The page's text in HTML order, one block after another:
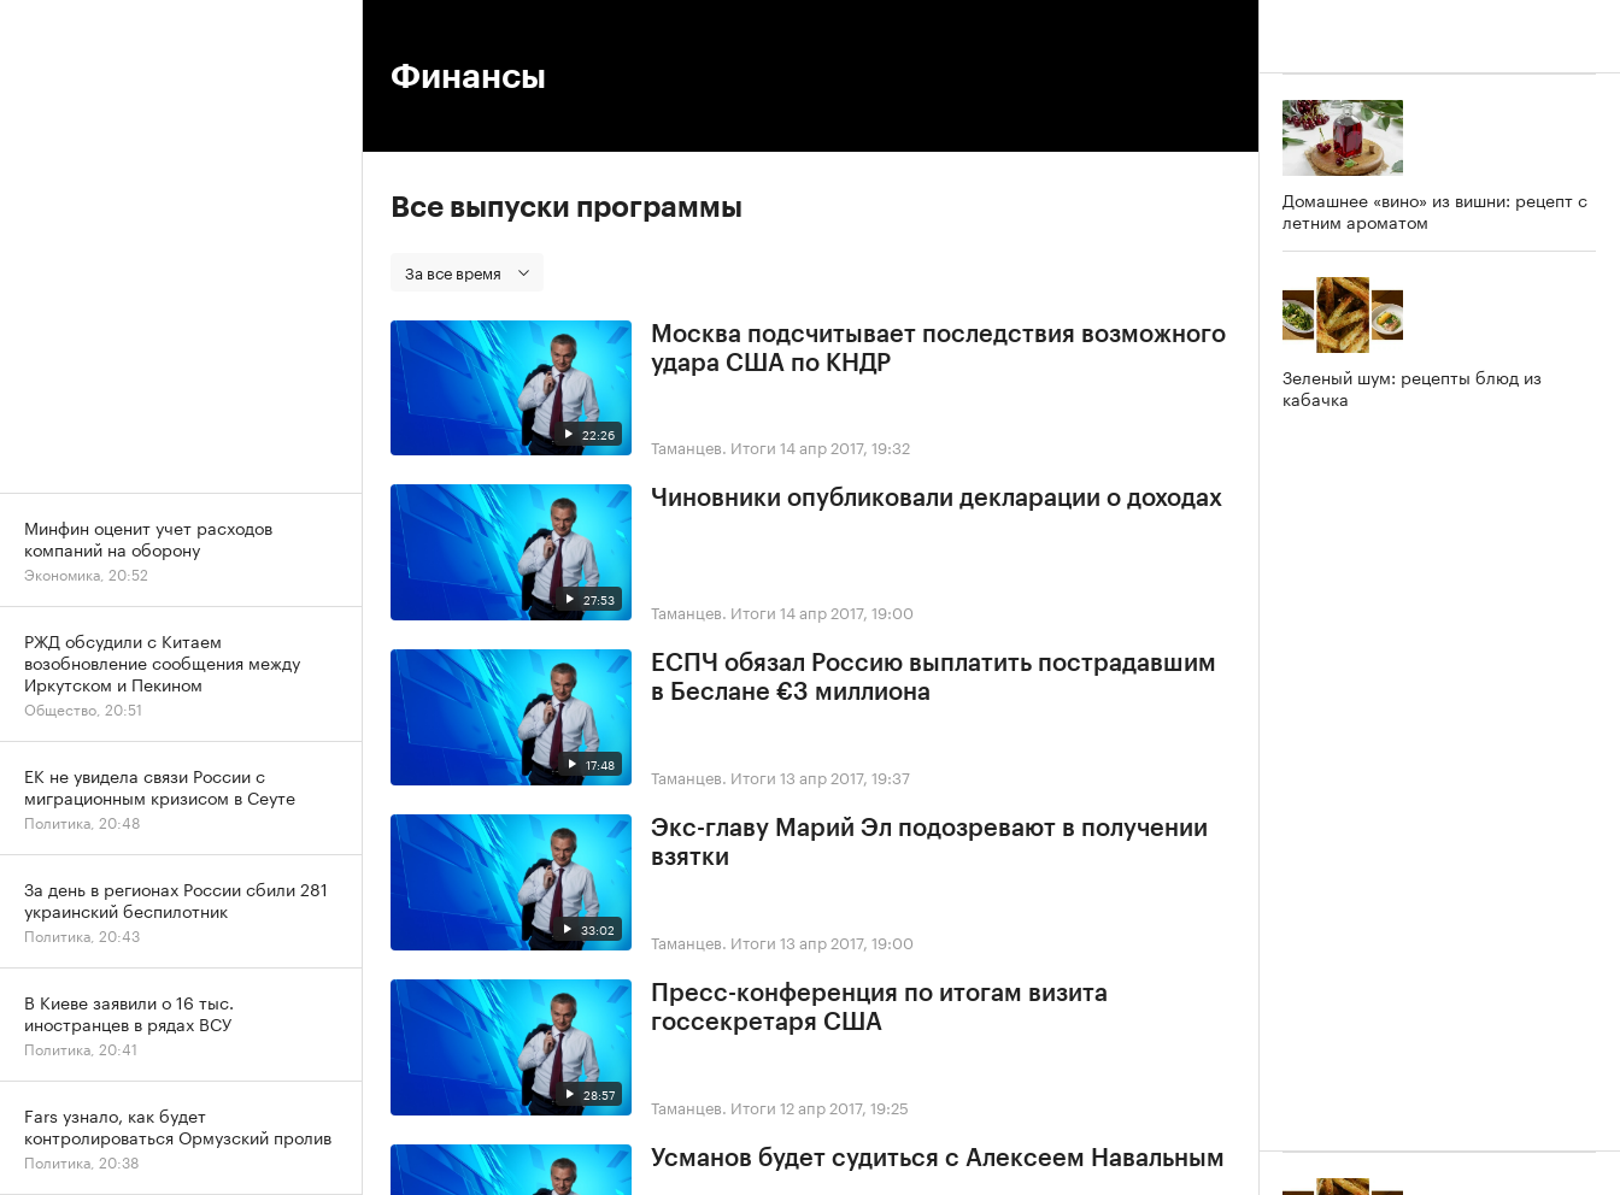
Финансы
Все выпуски программы
За все время
22:26
Москва подсчитывает последствия возможного
удара США по КНДР
Таманцев. Итоги 14 апр 2017, 19:32
27:53
Чиновники опубликовали декларации о доходах
Таманцев. Итоги 14 апр 2017, 19:00
17:48
ЕСПЧ обязал Россию выплатить пострадавшим
в Беслане €3 миллиона
Таманцев. Итоги 13 апр 2017, 19:37
33:02
Экс-главу Марий Эл подозревают в получении
взятки
Таманцев. Итоги 13 апр 2017, 19:00
28:57
Пресс-конференция по итогам визита
госсекретаря США
Таманцев. Итоги 12 апр 2017, 19:25
Усманов будет судиться с Алексеем Навальным
Домашнее «вино» из вишни: рецепт с
летним ароматом
Зеленый шум: рецепты блюд из
кабачка
Минфин оценит учет расходов
компаний на оборону
Экономика, 20:52
РЖД обсудили с Китаем
возобновление сообщения между
Иркутском и Пекином
Общество, 20:51
ЕК не увидела связи России с
миграционным кризисом в Сеуте
Политика, 20:48
За день в регионах России сбили 281
украинский беспилотник
Политика, 20:43
В Киеве заявили о 16 тыс.
иностранцев в рядах ВСУ
Политика, 20:41
Fars узнало, как будет
контролироваться Ормузский пролив
Политика, 20:38